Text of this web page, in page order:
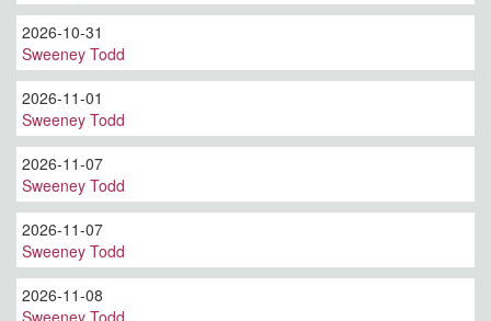
2026-10-31
Sweeney Todd
2026-11-01
Sweeney Todd
2026-11-07
Sweeney Todd
2026-11-07
Sweeney Todd
2026-11-08
Sweeney Todd